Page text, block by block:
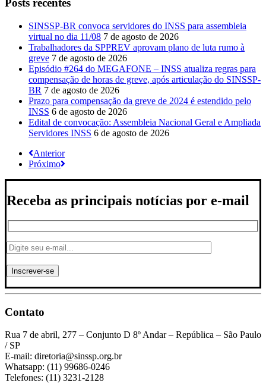
Posts recentes
SINSSP-BR convoca servidores do INSS para assembleia
virtual no dia 11/08 7 de agosto de 2026
Trabalhadores da SPPREV aprovam plano de luta rumo à
greve 7 de agosto de 2026
Episódio #264 do MEGAFONE – INSS atualiza regras para
compensação de horas de greve, após articulação do SINSSP-
BR 7 de agosto de 2026
Prazo para compensação da greve de 2024 é estendido pelo
INSS 6 de agosto de 2026
Edital de convocação: Assembleia Nacional Geral e Ampliada
Servidores INSS 6 de agosto de 2026
Anterior
Próximo
Receba as principais notícias por e-mail
Contato
Rua 7 de abril, 277 – Conjunto D 8º Andar – República – São Paulo
/ SP
E-mail: diretoria@sinssp.org.br
Whatsapp: (11) 99686-0246
Telefones: (11) 3231-2128